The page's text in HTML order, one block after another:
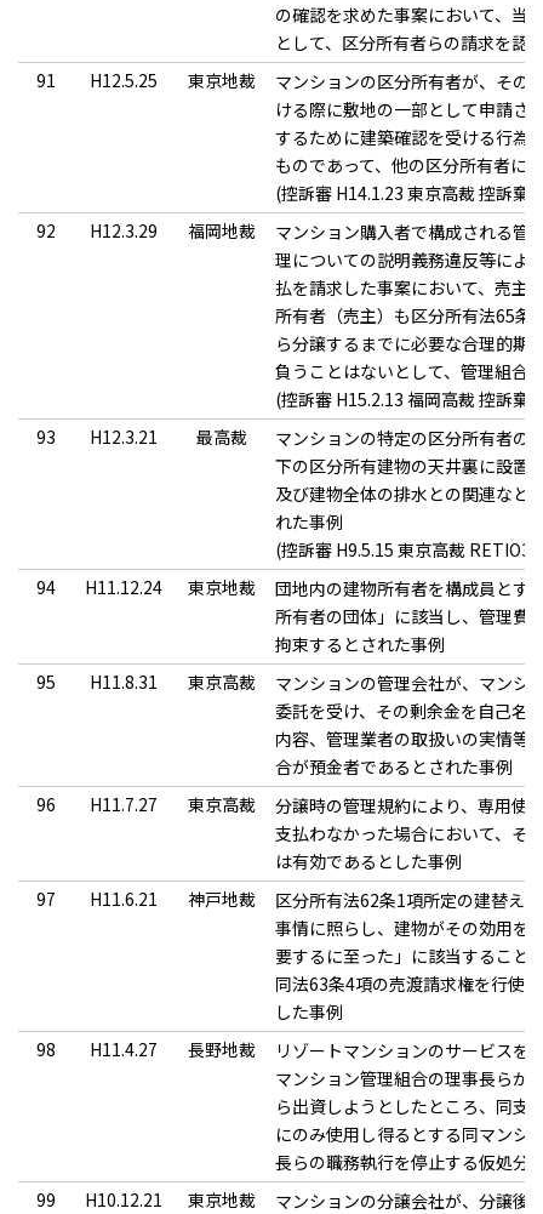
の確認を求めた事案において、当
として、区分所有者らの請求を認
91
H12.5.25 東京地裁
マンションの区分所有者が、その
ける際に敷地の一部として申請さ
するために建築確認を受ける行為
ものであって、他の区分所有者に
(控訴審 H14.1.23 東京高裁 控訴棄
92
H12.3.29 福岡地裁
マンション購入者で構成される管
理についての説明義務違反等によ
払を請求した事案において、売主
所有者（売主）も区分所有法65条
ら分譲するまでに必要な合理的期
負うことはないとして、管理組合
(控訴審 H15.2.13 福岡高裁 控訴棄
93
H12.3.21 最高裁
マンションの特定の区分所有者の
下の区分所有建物の天井裏に設置
及び建物全体の排水との関連など
れた事例
(控訴審 H9.5.15 東京高裁
94
H11.12.24 東京地裁
団地内の建物所有者を構成員とす
所有者の団体」に該当し、管理費
拘束するとされた事例
95
H11.8.31 東京高裁
マンションの管理会社が、マンシ
委託を受け、その剰余金を自己名
内容、管理業者の取扱いの実情等
合が預金者であるとされた事例
96
H11.7.27 東京高裁
分譲時の管理規約により、専用使
支払わなかった場合において、そ
は有効であるとした事例
97
H11.6.21 神戸地裁
区分所有法62条1項所定の建替え
事情に照らし、建物がその効用を
要するに至った」に該当すること
同法63条4項の売渡請求権を行使
した事例
98
H11.4.27 長野地裁
リゾートマンションのサービスを
マンション管理組合の理事長らが
ら出資しようとしたところ、同支
にのみ使用し得るとする同マンシ
長らの職務執行を停止する仮処分
99
H10.12.21 東京地裁
マンションの分譲会社が、分譲後